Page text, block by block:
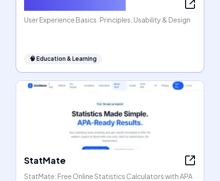
User Experience Basics: Principles, Usability & Design
🧠 Education & Learning
StatMate
StatMate: Free Online Statistics Calculators with APA